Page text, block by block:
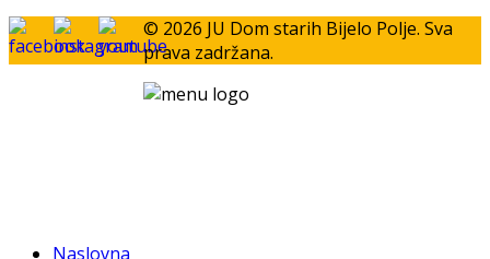
© 2026 JU Dom starih Bijelo Polje. Sva
prava zadržana.
Naslovna